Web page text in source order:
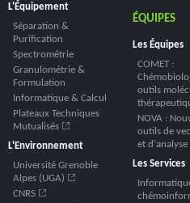
L'Équipement
Séparation &
Purification
Spectrométrie
Granulométrie &
Formulation
Informatique & Calcul
Plateaux Techniques
Mutualisés
L'Environnement
Université Grenoble
Alpes (UGA)
CNRS
ÉQUIPES
Les Équipes
COMET :
outils
NOVA :
outils de
et d'analyse
Les Services